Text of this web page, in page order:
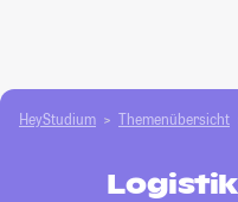
HeyStudium Themenübersicht